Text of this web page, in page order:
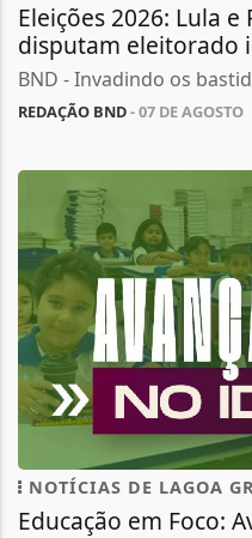
Eleições 2026: Lula
disputam eleitorado
BND - Invadindo os
REDAÇÃO BND- 07 DE AGOSTO
NOTÍCIAS DE LAGOA
Educação em Foco: